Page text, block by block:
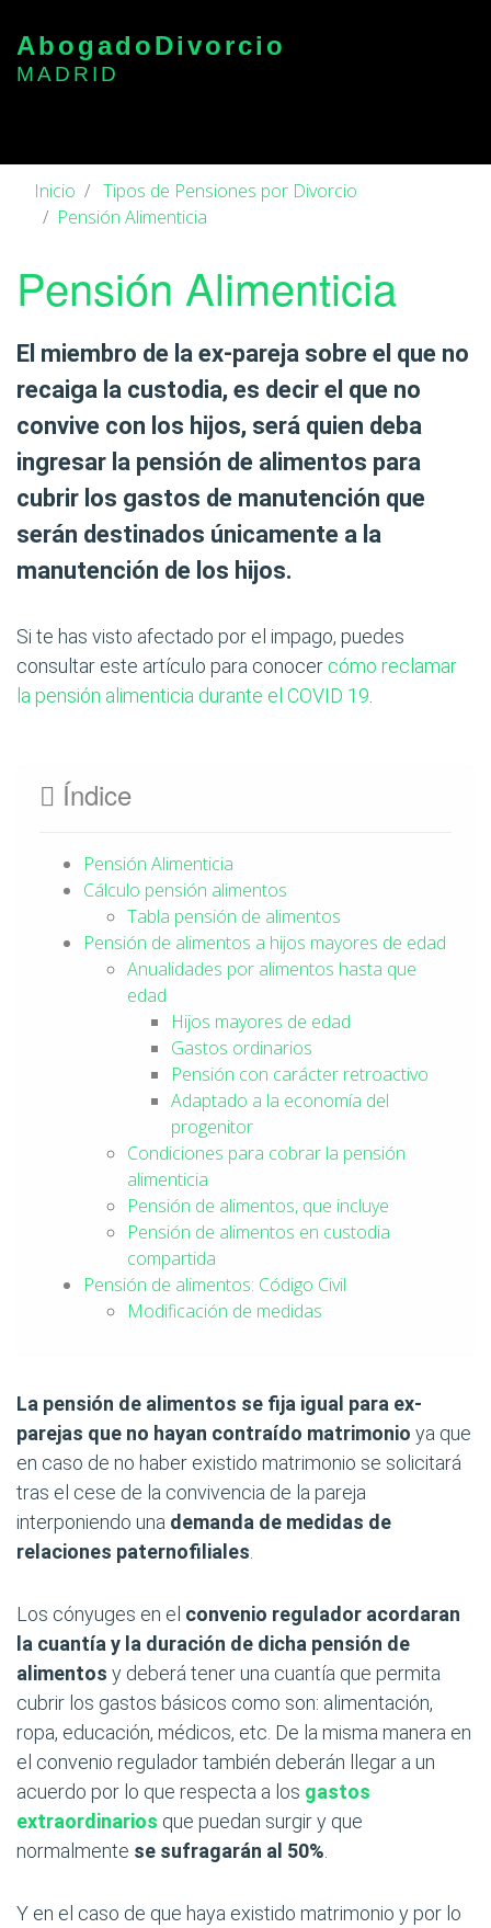
AbogadoDivorcio
MADRID
Inicio
Tipos de Pensiones por Divorcio
Pensión Alimenticia
Pensión Alimenticia
El miembro de la ex-pareja sobre el que no
recaiga la custodia, es decir el que no
convive con los hijos, será quien deba
ingresar la pensión de alimentos para
cubrir los gastos de manutención que
serán destinados únicamente a la
manutención de los hijos.
Si te has visto afectado por el impago, puedes
consultar este artículo para conocer cómo reclamar
la pensión alimenticia durante el COVID 19
Índice
Pensión Alimenticia
Cálculo pensión alimentos
Tabla pensión de alimentos
Pensión de alimentos a hijos mayores de edad
Anualidades por alimentos hasta que
edad
Hijos mayores de edad
Gastos ordinarios
Pensión con carácter retroactivo
Adaptado a la economía del
progenitor
Condiciones para cobrar la pensión
alimenticia
Pensión de alimentos, que incluye
Pensión de alimentos en custodia
compartida
Pensión de alimentos: Código Civil
Modificación de medidas
La pensión de alimentos se fija igual para ex-
parejas que no hayan contraído matrimonio ya que
en caso de no haber existido matrimonio se solicitará
tras el cese de la convivencia de la pareja
interponiendo una demanda de medidas de
relaciones paternofiliales
Los cónyuges en el convenio regulador acordaran
la cuantía y la duración de dicha pensión de
alimentos y deberá tener una cuantía que permita
cubrir los gastos básicos como son: alimentación,
ropa, educación, médicos, etc. De la misma manera en
el convenio regulador también deberán llegar a un
acuerdo por lo que respecta a los gastos
extraordinarios que puedan surgir y que
normalmente se sufragarán al 50%
Y en el caso de que haya existido matrimonio y por lo